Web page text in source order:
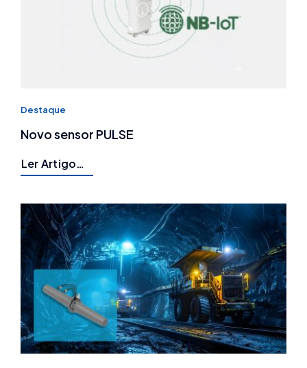
Destaque
Novo sensor PULSE
Ler Artigo…